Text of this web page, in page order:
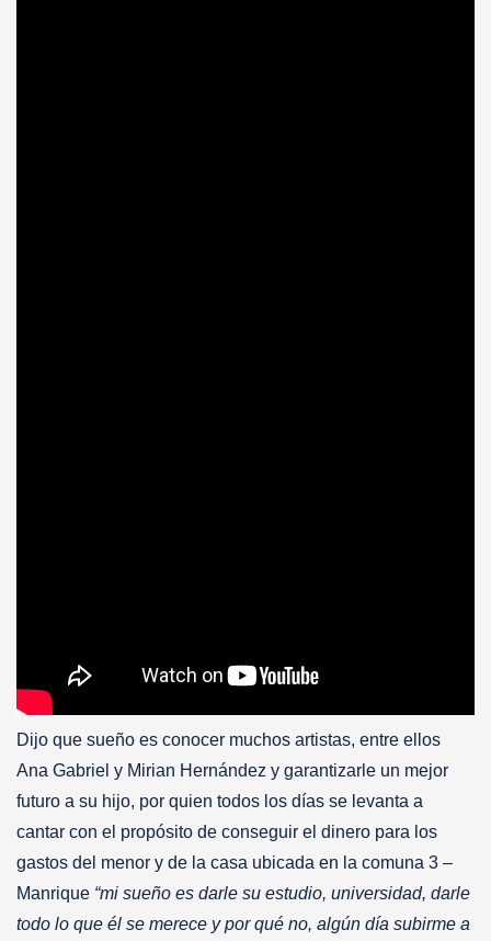
Dijo que sueño es conocer muchos artistas, entre ellos
Ana Gabriel y Mirian Hernández y garantizarle un mejor
futuro a su hijo, por quien todos los días se levanta a
cantar con el propósito de conseguir el dinero para los
gastos del menor y de la casa ubicada en la comuna 3 –
Manrique “mi sueño es darle su estudio, universidad, darle
todo lo que él se merece y por qué no, algún día subirme a